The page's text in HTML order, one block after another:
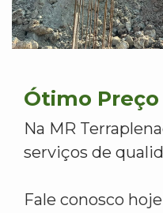
Ótimo Preço
Na MR
serviços de
Fale conosco